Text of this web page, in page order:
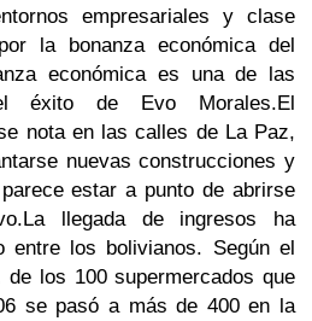
empresariales y clase
la bonanza económica del
económica es una de las
éxito de Evo Morales.El
nota en las calles de La Paz,
nuevas construcciones y
estar a punto de abrirse
La llegada de ingresos ha
entre los bolivianos. Según el
los 100 supermercados que
se pasó a más de 400 en la